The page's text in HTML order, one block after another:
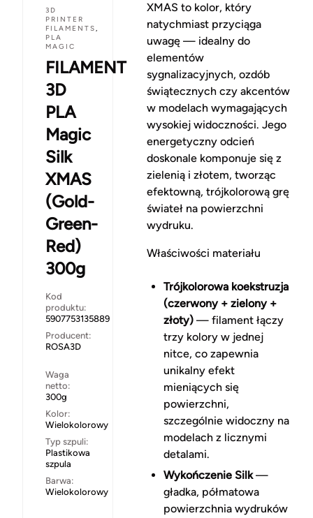
3D
PRINTER
FILAMENTS,
PLA
MAGIC
FILAMENT
3D
PLA
Magic
Silk
XMAS
(Gold-
Green-
Red)
300g
Kod
produktu:
5907753135889
Producent:
ROSA3D
Waga
netto:
300g
Kolor:
Wielokolorowy
Typ szpuli:
Plastikowa
szpula
Barwa:
Wielokolorowy
XMAS to kolor, który
natychmiast przyciąga
uwagę — idealny do
elementów
sygnalizacyjnych, ozdób
świątecznych czy akcentów
w modelach wymagających
wysokiej widoczności. Jego
energetyczny odcień
doskonale komponuje się z
zielenią i złotem, tworząc
efektowną, trójkolorową grę
świateł na powierzchni
wydruku.
Właściwości materiału
Trójkolorowa koekstruzja
(czerwony + zielony +
złoty)— filament łączy
trzy kolory w jednej
nitce, co zapewnia
unikalny efekt
mieniących się
powierzchni,
szczególnie widoczny na
modelach z licznymi
detalami.
Wykończenie Silk—
gładka, półmatowa
powierzchnia wydruków